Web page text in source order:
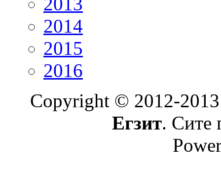
2014
2015
2016
Copyright © 2012-
Егзит. Сите